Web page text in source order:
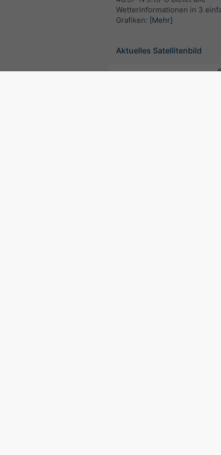
Wetterinformationen in 3
Grafiken: [Mehr]
Aktuelles Satellitenbild